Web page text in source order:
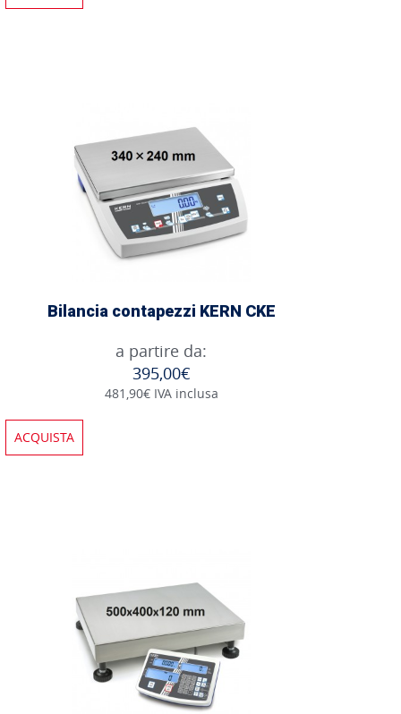
Bilancia contapezzi KERN CKE
a partire da:
395,00€
481,90€ IVA inclusa
ACQUISTA